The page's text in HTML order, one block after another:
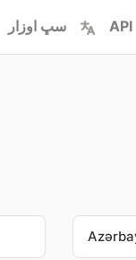
سڀ اوزار API